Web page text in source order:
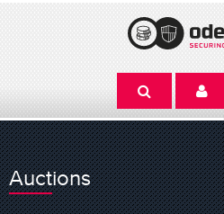
Auctions